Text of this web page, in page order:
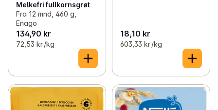
Melkefri fullkornsgrøt
Fra 12 mnd, 460 g,
Enago
134,90 kr
72,53 kr /kg
18,10 kr
603,33 kr /kg